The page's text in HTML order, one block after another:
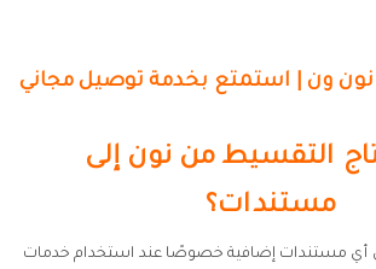
نون ون | استمتع بخدمة توصيل مجاني
التقسيط من نون إلى
مستندات؟
أي مستندات إضافية خصوصًا عند استخدام خدمات